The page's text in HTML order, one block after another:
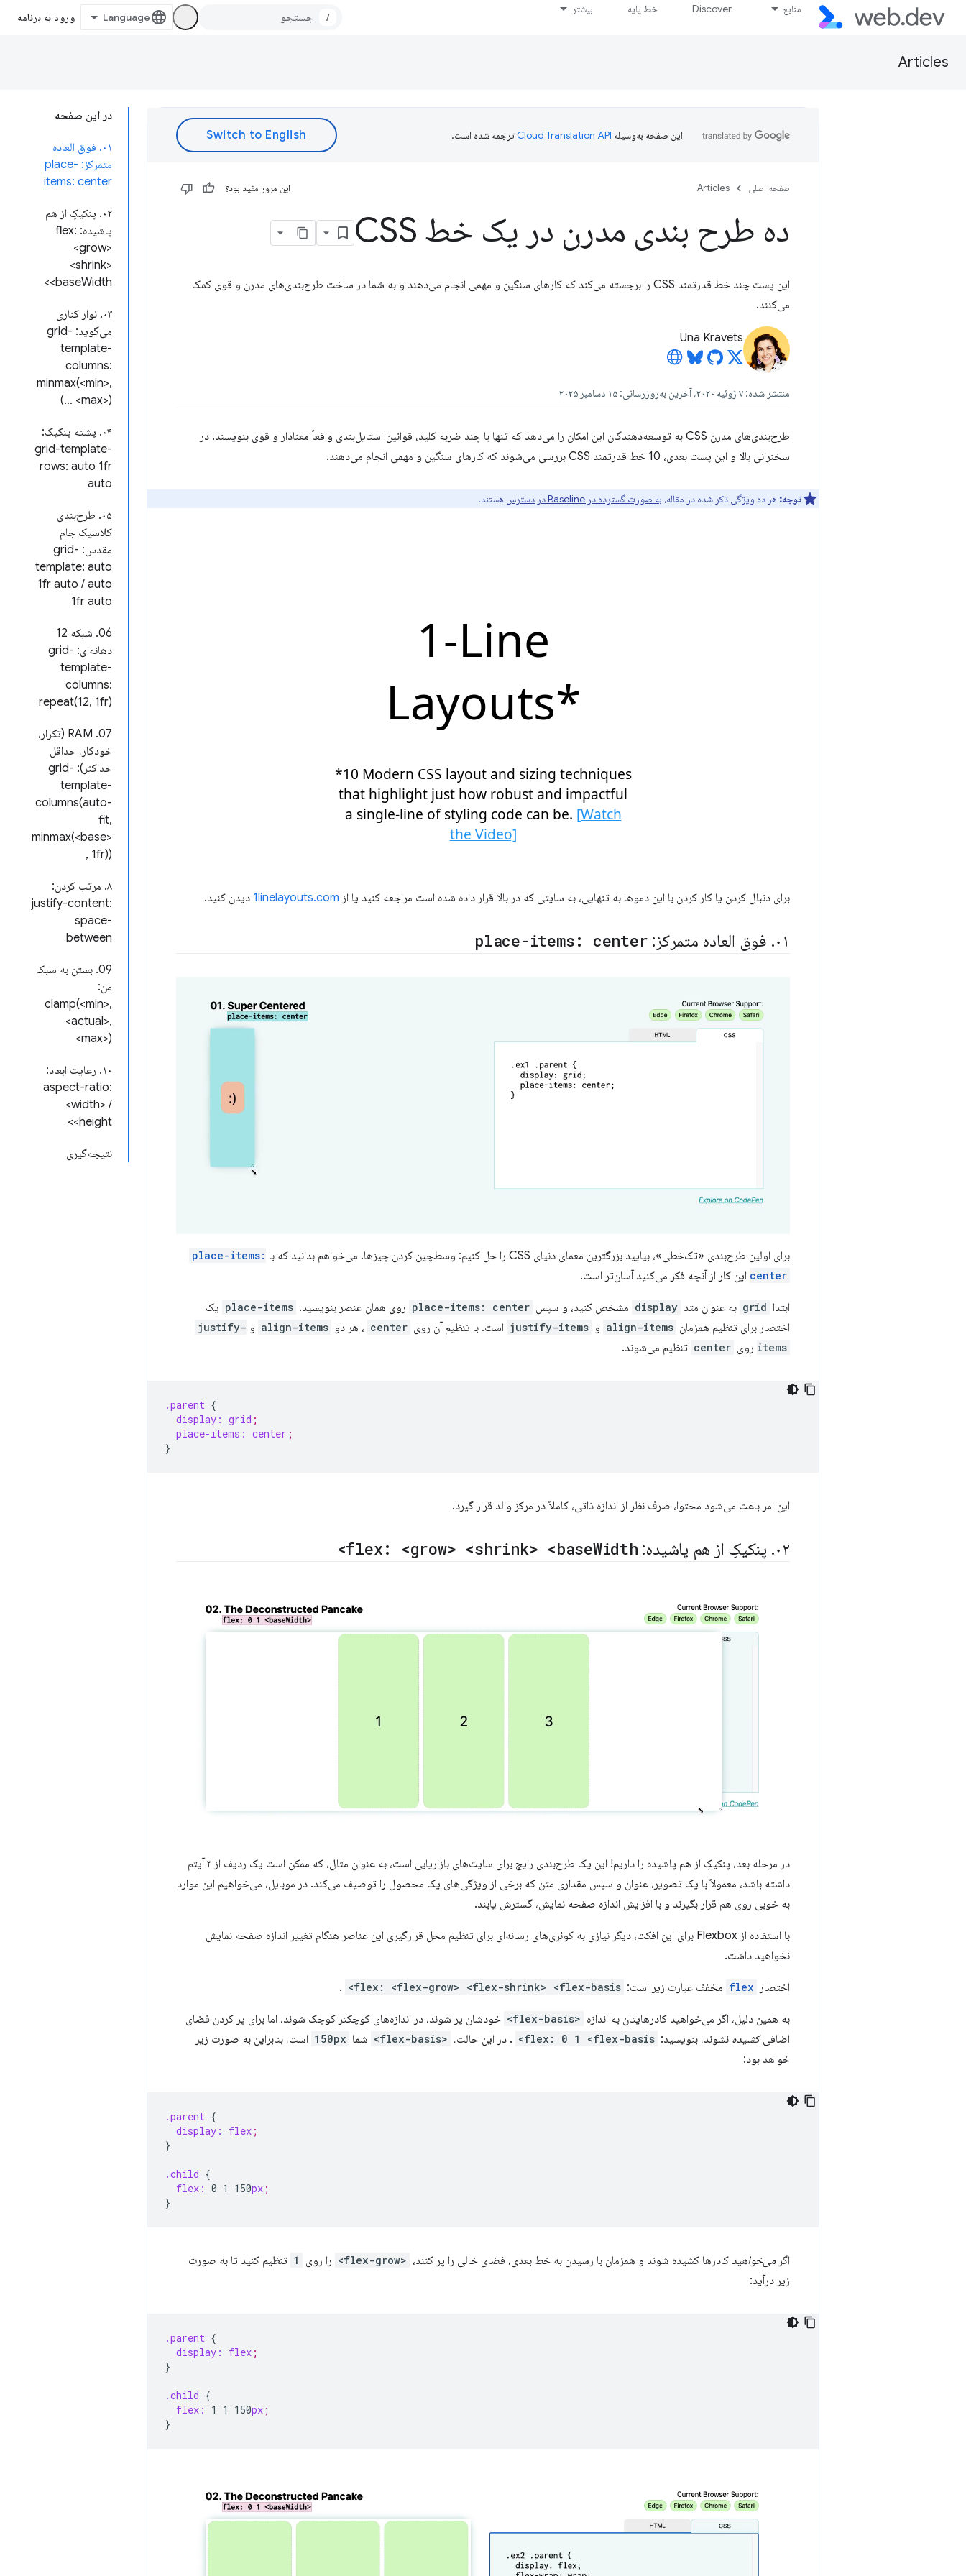
منابع Discover خط پایه بیشتر
/ ورود به برنامه
Articles
در این صفحه
۰۱. فوق العاده
متمرکز: place-
items: center
۰۲. پنکیکِ از هم
پاشیده: flex:
<grow>
<shrink>
<baseWidth>
۰۳. نوار کناری
می‌گوید: grid-
template-
columns:
minmax(<min>,
<max>) …)
۰۴. پشته پنکیک:
grid-template-
rows: auto 1fr
auto
۰۵. طرح‌بندی
کلاسیک جام
مقدس: grid-
template: auto
1fr auto / auto
1fr auto
06. شبکه 12
دهانه‌ای: grid-
template-
columns:
repeat(12, 1fr)
07. RAM (تکرار،
خودکار، حداقل
حداکثر): grid-
template-
columns(auto-
fit,
minmax(<base>
, 1fr))
۸. مرتب کردن:
justify-content:
space-
between
09. بستن به سبک
من:
clamp(<min>,
<actual>,
<max>)
۱۰. رعایت ابعاد:
aspect-ratio:
<width> /
<height>
نتیجه‌گیری
این صفحه به‌وسیله ترجمه شده است.
صفحه اصلی Articles این مرور مفید بود؟
ده طرح بندی مدرن در یک خط CSS
این پست چند خط قدرتمند CSS را برجسته می‌کند که کارهای سنگین و مهمی انجام می‌دهند و به شما در ساخت طرح‌بندی‌های مدرن و قوی کمک
می‌کنند.
Una Kravets
منتشر شده: ۷ ژوئیه ۲۰۲۰، آخرین به‌روزرسانی: ۱۵ دسامبر ۲۰۲۵
طرح‌بندی‌های مدرن CSS به توسعه‌دهندگان این امکان را می‌دهد که تنها با چند ضربه کلید، قوانین استایل‌بندی واقعاً معنادار و قوی بنویسند. در
سخنرانی بالا و این پست بعدی، 10 خط قدرتمند CSS بررسی می‌شوند که کارهای سنگین و مهمی انجام می‌دهند.
توجه: هر ده ویژگی ذکر شده در مقاله، به صورت گسترده در Baseline در دسترس هستند.
برای دنبال کردن یا کار کردن با این دموها به تنهایی، به سایتی که در بالا قرار داده شده است مراجعه کنید یا از 1linelayouts.com دیدن کنید.
۰۱. فوق العاده متمرکز: place-items: center
برای اولین طرح‌بندی «تک‌خطی»، بیایید بزرگترین معمای دنیای CSS را حل کنیم: وسط‌چین کردن چیزها. می‌خواهم بدانید که با
place-items:
center این کار از آنچه فکر می‌کنید آسان‌تر است.
ابتدا grid به عنوان متد display مشخص کنید، و سپس place-items: center روی همان عنصر بنویسید. place-items یک
اختصار برای تنظیم همزمان align-items و justify-items است. با تنظیم آن روی center ، هر دو align-items و justify-
items روی center تنظیم می‌شوند.
.parent {
display: grid ;
place-items: center ;
}
این امر باعث می‌شود محتوا، صرف نظر از اندازه ذاتی، کاملاً در مرکز والد قرار گیرد.
۰۲. پنکیکِ از هم پاشیده: flex: <grow> <shrink> <baseWidth>
در مرحله بعد، پنکیکِ از هم پاشیده را داریم! این یک طرح‌بندی رایج برای سایت‌های بازاریابی است، به عنوان مثال، که ممکن است یک ردیف از ۳ آیتم
داشته باشد، معمولاً با یک تصویر، عنوان و سپس مقداری متن که برخی از ویژگی‌های یک محصول را توصیف می‌کند. در موبایل، می‌خواهیم این موارد
به خوبی روی هم قرار بگیرند و با افزایش اندازه صفحه نمایش، گسترش یابند.
با استفاده از Flexbox برای این افکت، دیگر نیازی به کوئری‌های رسانه‌ای برای تنظیم محل قرارگیری این عناصر هنگام تغییر اندازه صفحه نمایش
نخواهید داشت.
اختصار flex مخفف عبارت زیر است: flex: <flex-grow> <flex-shrink> <flex-basis>
.
به همین دلیل، اگر می‌خواهید کادرهایتان به اندازه <flex-basis>
خودشان پر شوند، در اندازه‌های کوچکتر کوچک شوند، اما برای پر کردن فضای
اضافیکشیده نشوند، بنویسید: flex: 0 1 <flex-basis> . در این حالت، <flex-basis> شما 150px است، بنابراین به صورت زیر
خواهد بود:
.parent {
display:
flex ;
}
.child {
flex: 0 1 150px ;
}
اگر می‌خواهید کادرها کشیده شوند و همزمان با رسیدن به خط بعدی، فضای خالی را پر کنند، <flex-grow> را روی 1 تنظیم کنید تا به صورت
زیر درآید:
.parent {
display:
flex ;
}
.child {
flex:
1 1 150px ;
}